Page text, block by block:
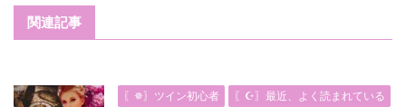
関連記事
〖✵〗ツイン初心者
〖☪︎〗最近、よく読まれている